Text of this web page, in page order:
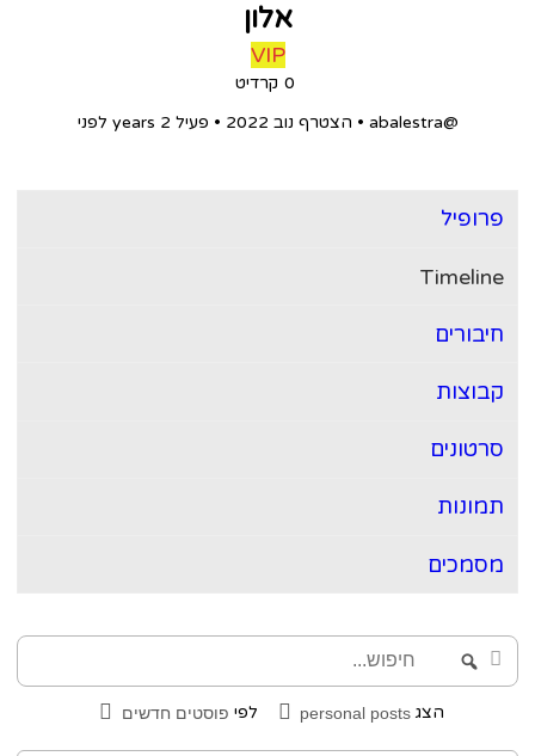
אלון
קרדיט
•הצטרף נוב 2022 •פעיל 2 years לפני
Search
personal posts פוסטים חדשים